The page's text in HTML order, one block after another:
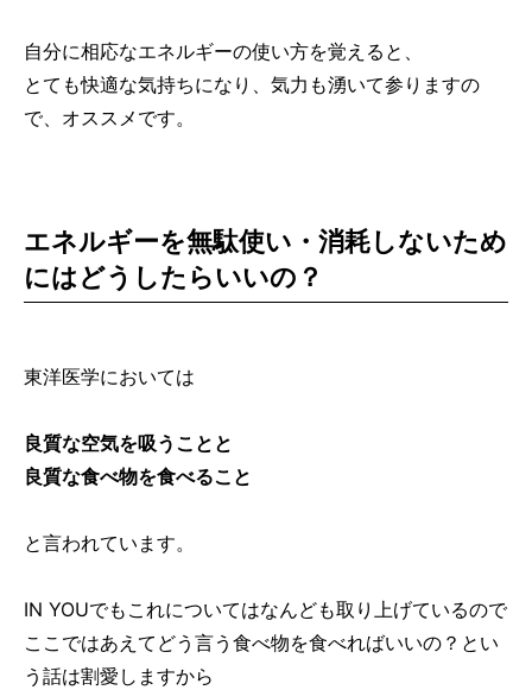
自分に相応なエネルギーの使い方を覚えると、
とても快適な気持ちになり、気力も湧いて参りますの
で、オススメです。
エネルギーを無駄使い・消耗しないため
にはどうしたらいいの？
東洋医学においては
良質な空気を吸うことと
良質な食べ物を食べること
と言われています。
IN YOUでもこれについてはなんども取り上げているので
ここではあえてどう言う食べ物を食べればいいの？とい
う話は割愛しますから